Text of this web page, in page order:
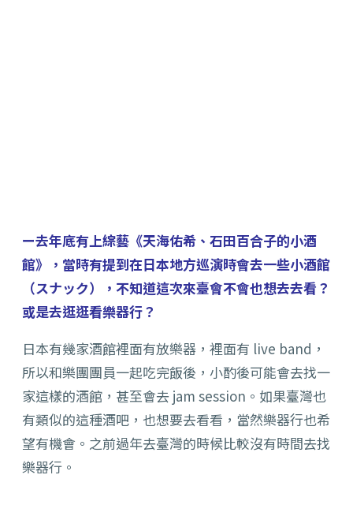
ー去年底有上綜藝《天海佑希、石田百合子的小酒
館》，當時有提到在日本地方巡演時會去一些小酒館
（スナック），不知道這次來臺會不會也想去去看？
或是去逛逛看樂器行？
日本有幾家酒館裡面有放樂器，裡面有 live band，
所以和樂團團員一起吃完飯後，小酌後可能會去找一
家這樣的酒館，甚至會去 jam session。如果臺灣也
有類似的這種酒吧，也想要去看看，當然樂器行也希
望有機會。之前過年去臺灣的時候比較沒有時間去找
樂器行。